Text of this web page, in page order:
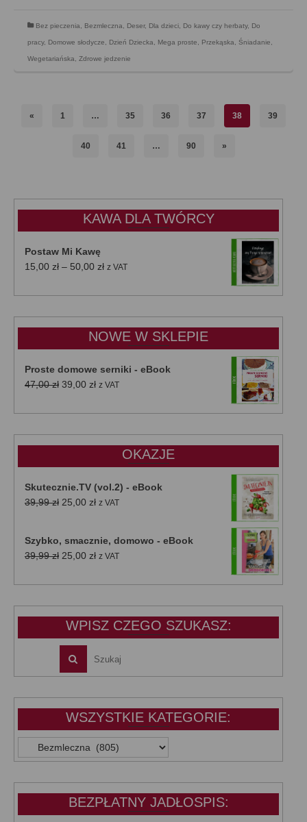
Bez pieczenia Bezmleczna Deser, Dla dzieci Do kawy czy herbaty, Do
pracy, Domowe słodycze Dzień Dziecka Mega proste Przekąska Śniadanie
Wegetariańska Zdrowe jedzenie
« 1 … 35 36 37 38 39
40 41 … 90 »
KAWA DLA TWÓRCY
Postaw Mi Kawę
15,00 zł – 50,00 złZakres
od
do
50,00 zł
z VAT
NOWE W SKLEPIE
Proste domowe serniki - eBook
47,00zł Pierwotna
wynosiła:
39,00 złAktualna
wynosi:
z VAT
OKAZJE
Skutecznie.TV (vol.2) - eBook
39,99zł Pierwotna
39,99 zł.
25,00 złAktualna
25,00 zł.
z VAT
Szybko, smacznie, domowo - eBook
39,99zł Pierwotna
wynosiła:
25,00 złAktualna
wynosi:
z VAT
WPISZ CZEGO SZUKASZ:
WSZYSTKIE KATEGORIE:
WSZYSTKIE
KATEGORIE:
BEZPŁATNY JADŁOSPIS: